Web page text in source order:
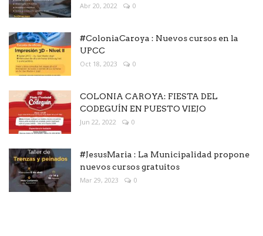
Abr 20, 2022 0
#ColoniaCaroya : Nuevos cursos en la
UPCC
Oct 18, 2023 0
COLONIA CAROYA: FIESTA DEL
CODEGUÍN EN PUESTO VIEJO
Jun 22, 2022 0
#JesusMaria : La Municipalidad propone
nuevos cursos gratuitos
Mar 29, 2023 0